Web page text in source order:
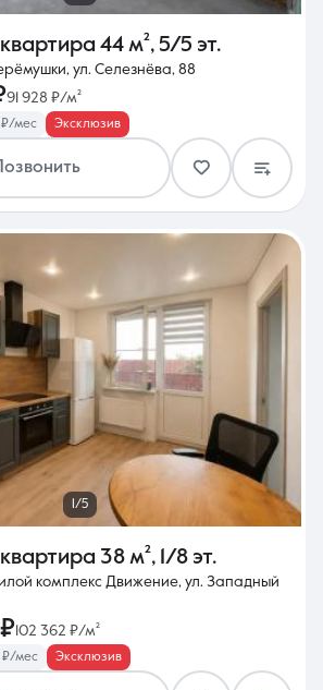
44 м², 5/5 эт.
ул. Селезнёва, 88
91 928 ₽/м²
₽/мес Эксклюзив
1/5
38 м², 1/8 эт.
комплекс Движение, ул. Западный
102 362 ₽/м²
₽/мес Эксклюзив